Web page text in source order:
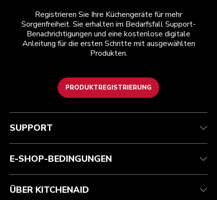
Registrieren Sie Ihre Küchengeräte für mehr
Sorgenfreiheit. Sie erhalten im Bedarfsfall Support-
Benachrichtigungen und eine kostenlose digitale
Anleitung für die ersten Schritte mit ausgewählten
Produkten.
PRODUKTREGISTRIERUNG
Health Check
Verfolgen Sie Ihre Bestellung
Garantie und Dokumente
Häufig gestellte fragen
Teilnahmebedingungen
Rückgaben und Erstattungen
Impressum
ODR
Die Marke
Händlersuche
SUPPORT
E-SHOP-BEDINGUNGEN
ÜBER KITCHENAID